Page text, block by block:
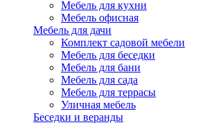
Мебель для кухни
Мебель офисная
Мебель для дачи
Комплект садовой мебели
Мебель для беседки
Мебель для бани
Мебель для сада
Мебель для террасы
Уличная мебель
Беседки и веранды